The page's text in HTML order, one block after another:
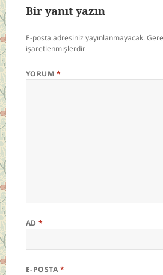
Bir yanıt yazın
E-posta adresiniz yayınlanmayacak.
işaretlenmişlerdir
YORUM *
AD*
E-POSTA *